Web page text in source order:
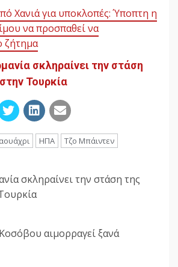
Χανιά για υποκλοπές: Ύποπτη η
να προσπαθεί να
ζήτημα
σκληραίνει την στάση
Τουρκία
ΗΠΑ Τζο Μπάιντεν
σκληραίνει την στάση της
αιμορραγεί ξανά